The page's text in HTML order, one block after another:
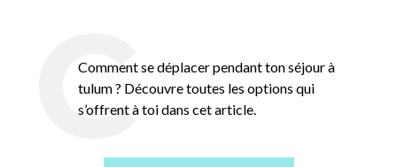
Comment se déplacer pendant ton séjour à
tulum ? Découvre toutes les options qui
s’offrent à toi dans cet article.